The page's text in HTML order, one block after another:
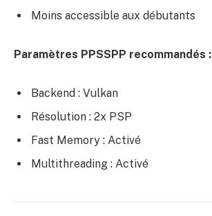
Moins accessible aux débutants
Paramètres PPSSPP recommandés :
Backend : Vulkan
Résolution : 2x PSP
Fast Memory : Activé
Multithreading : Activé